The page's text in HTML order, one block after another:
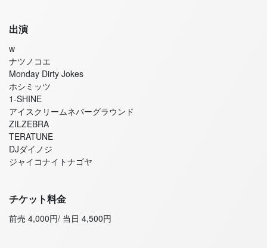
出演
w
ナツノコエ
Monday Dirty Jokes
ホシミッツ
1-SHINE
アイスクリームネバーグラウンド
ZILZEBRA
TERATUNE
DJダイノジ
ジャイコナイトナゴヤ
チケット料金
前売 4,000円/ 当日 4,500円